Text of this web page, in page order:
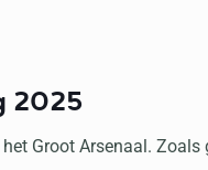
2025
Groot Arsenaal.